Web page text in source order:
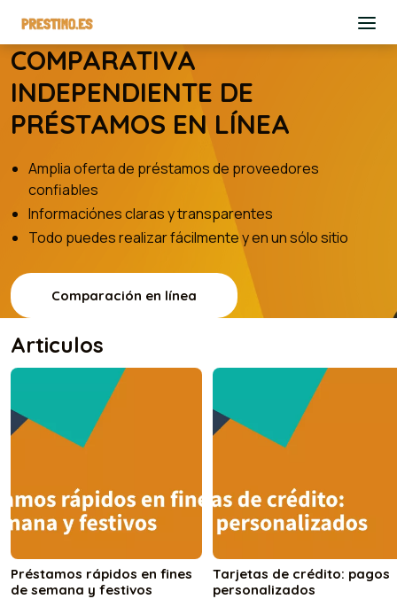
COMPARATIVA
INDEPENDIENTE DE
PRÉSTAMOS EN LÍNEA
Amplia oferta de préstamos de proveedores
confiables
Informaciónes claras y transparentes
Todo puedes realizar fácilmente y en un sólo sitio
Comparación en línea
Articulos
Préstamos rápidos en fines
de semana y festivos
Tarjetas de crédito: pagos
personalizados